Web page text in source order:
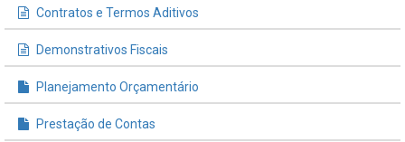
Contratos e Termos Aditivos
Demonstrativos Fiscais
Planejamento Orçamentário
Prestação de Contas